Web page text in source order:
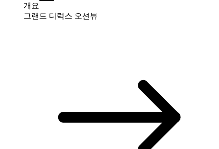
개요
그랜드 디럭스 오션뷰